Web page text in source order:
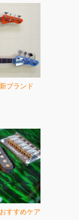
ブランド
すすめケア